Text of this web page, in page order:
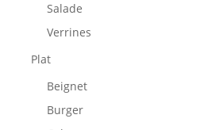
Salade
Verrines
Plat
Beignet
Burger